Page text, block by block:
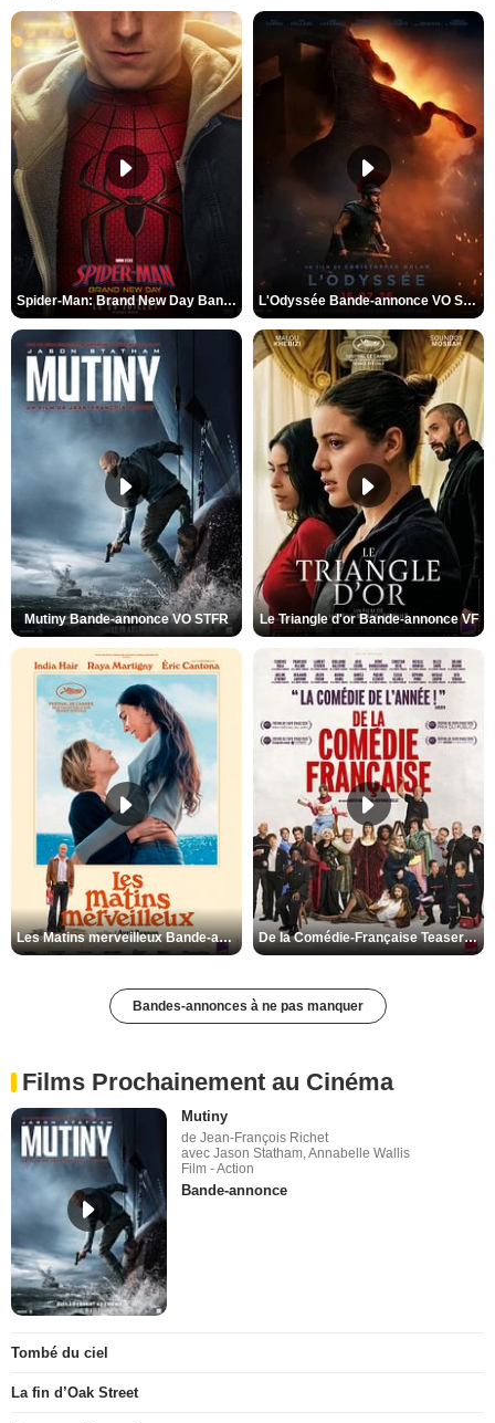
Spider-Man: Brand New Day Bande-annonce VO STFR L'Odyssée Bande-annonce VO STFR
Mutiny Bande-annonce VO STFR Le Triangle d'or Bande-annonce VF
Les Matins merveilleux Bande-annonce VF De la Comédie-Française Teaser VF
Bandes-annonces à ne pas manquer
Films Prochainement au Cinéma
Mutiny
de Jean-François Richet
avec Jason Statham, Annabelle Wallis
Film - Action
Bande-annonce
Tombé du ciel
La fin d’Oak Street